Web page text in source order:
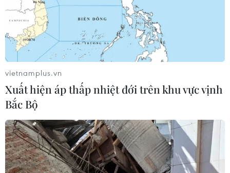
vietnamplus.vn
Xuất hiện áp thấp nhiệt đới trên khu vực vịnh
Bắc Bộ